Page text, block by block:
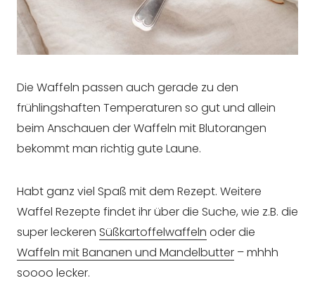
Die Waffeln passen auch gerade zu den
frühlingshaften Temperaturen so gut und allein
beim Anschauen der Waffeln mit Blutorangen
bekommt man richtig gute Laune.
Habt ganz viel Spaß mit dem Rezept. Weitere
Waffel Rezepte findet ihr über die Suche, wie z.B. die
super leckeren Süßkartoffelwaffeln oder die
Waffeln mit Bananen und Mandelbutter – mhhh
soooo lecker.